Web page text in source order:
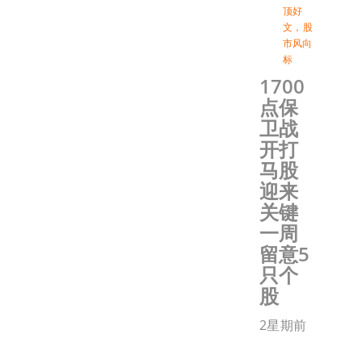
顶好
文 ， 股
市风向
标
1700
点保
卫战
开打
马股
迎来
关键
一周
留意5
只个
股
2星期前